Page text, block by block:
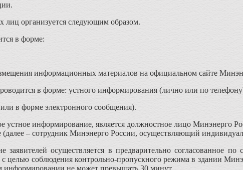
лиц организуется следующим образом.
в форме:
информационных материалов на официальном сайте
в форме: устного информирования (лично или по
в форме электронного сообщения).
устное информирование, является должностное лицо Минэнерго
– сотрудник Минэнерго России, осуществляющий
осуществляется в предварительно согласованное
с целью соблюдения контрольно-пропускного режима в здании
информировании не может превышать 30 минут.